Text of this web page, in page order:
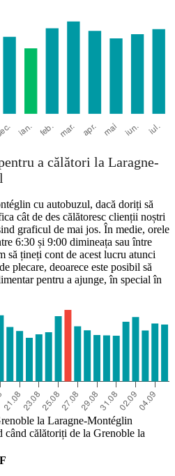
a călători la Laragne-
cu autobuzul, dacă doriți să
cât de des călătoresc clienții noștri
graficul de mai jos. În medie, orele
6:30 și 9:00 dimineața sau între
să țineți cont de acest lucru atunci
plecare, deoarece este posibil să
pentru a ajunge, în special în
la Laragne-Montéglin
călătoriți de la Grenoble la